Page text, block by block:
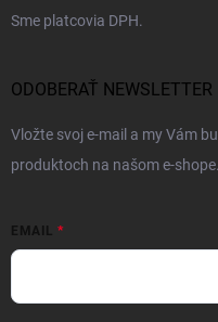
Sme platcovia DPH.
ODOBERAŤ NEWSLETTER
Vložte svoj e-mail a my Vám
produktoch na našom e-shope.
EMAIL